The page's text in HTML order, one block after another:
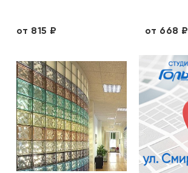
от 815 ₽ от 668 ₽